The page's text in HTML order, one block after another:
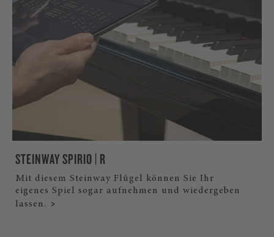
STEINWAY SPIRIO | R
Mit diesem Steinway Flügel können Sie Ihr
eigenes Spiel sogar aufnehmen und wiedergeben
lassen.